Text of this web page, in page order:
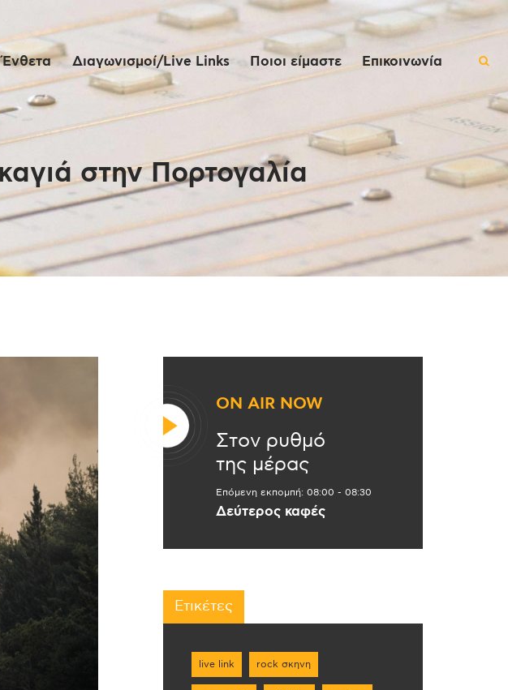
Ένθετα Διαγωνισμοί/Live Links Ποιοι είμαστε Επικοινωνία
στην Πορτογαλία
ON AIR NOW
Στον ρυθμό
της μέρας
Επόμενη εκπομπή: 08:00 - 08:30
Δεύτερος καφές
Ετικέτες
live link rock σκηνη